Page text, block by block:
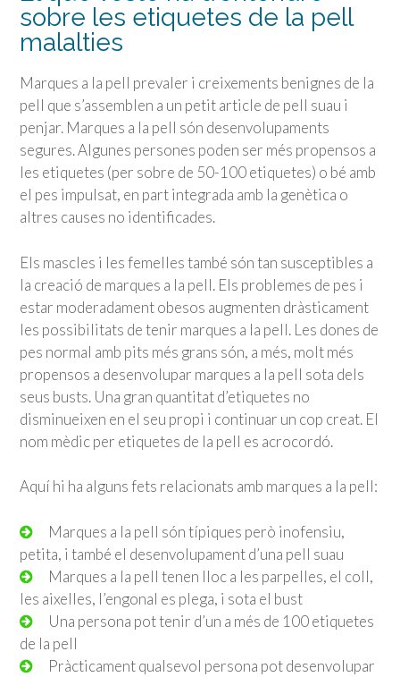
sobre les etiquetes de la pell
malalties
Marques a la pell prevaler i creixements benignes de la
pell que s’assemblen a un petit article de pell suau i
penjar. Marques a la pell són desenvolupaments
segures. Algunes persones poden ser més propensos a
les etiquetes (per sobre de 50-100 etiquetes) o bé amb
el pes impulsat, en part integrada amb la genètica o
altres causes no identificades.
Els mascles i les femelles també són tan susceptibles a
la creació de marques a la pell. Els problemes de pes i
estar moderadament obesos augmenten dràsticament
les possibilitats de tenir marques a la pell. Les dones de
pes normal amb pits més grans són, a més, molt més
propensos a desenvolupar marques a la pell sota dels
seus busts. Una gran quantitat d’etiquetes no
disminueixen en el seu propi i continuar un cop creat. El
nom mèdic per etiquetes de la pell es acrocordó.
Aquí hi ha alguns fets relacionats amb marques a la pell:
Marques a la pell són típiques però inofensiu,
petita, i també el desenvolupament d’una pell suau
Marques a la pell tenen lloc a les parpelles, el coll,
les aixelles, l’engonal es plega, i sota el bust
Una persona pot tenir d’un a més de 100 etiquetes
de la pell
Pràcticament qualsevol persona pot desenvolupar